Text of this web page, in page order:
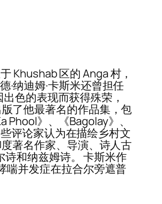
Khushab 区的 Anga 村，
·纳迪姆·卡斯米还曾担任
色的表现而获得殊荣，
了他最著名的作品集，包
》、《Bagolay》、
评论家认为在描绘乡村文
著名作家、导演、诗人古
和纳兹姆诗。 卡斯米作
喘并发症在拉合尔旁遮普